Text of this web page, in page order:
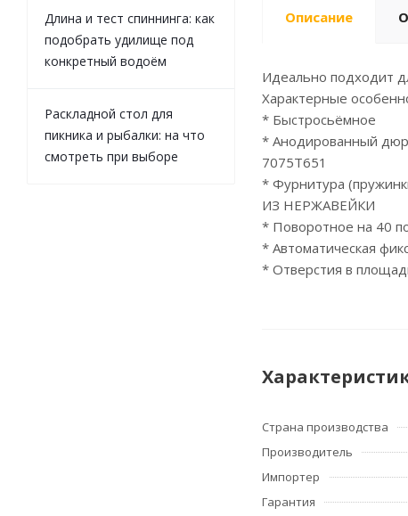
Описание
Идеально подходит
Характерные
* Быстросьёмное
* Анодированный
7075T651
* Фурнитура
ИЗ НЕРЖАВЕЙКИ
* Поворотное на 40
* Автоматическая
* Отверстия в
Страна производства
Производитель
Импортер
Гарантия
Длина и тест спиннинга: как
подобрать удилище под
конкретный водоём
Раскладной стол для
пикника и рыбалки: на что
смотреть при выборе